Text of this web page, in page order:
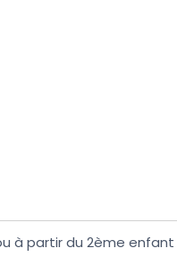
à partir du 2ème enfant